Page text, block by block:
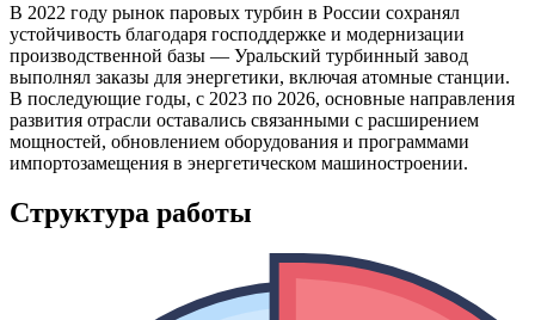
В 2022 году рынок паровых турбин в России сохранял
устойчивость благодаря господдержке и модернизации
производственной базы — Уральский турбинный завод
выполнял заказы для энергетики, включая атомные станции.
В последующие годы, с 2023 по 2026, основные направления
развития отрасли оставались связанными с расширением
мощностей, обновлением оборудования и программами
импортозамещения в энергетическом машиностроении.
Структура работы